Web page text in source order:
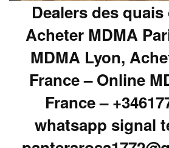
Dealers des quais
Acheter MDMA
MDMA Lyon,
France – Online
France –
whatsapp signal